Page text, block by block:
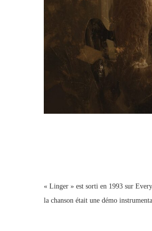
« Linger » est sorti en 1993 sur
la chanson était une démo